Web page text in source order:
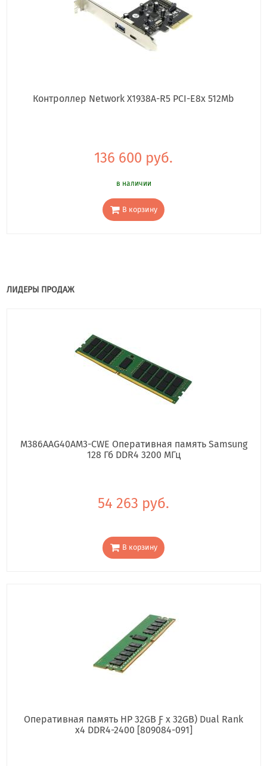
Контроллер Network X1938A-R5 PCI-E8x 512Mb
136 600 руб.
в наличии
В корзину
ЛИДЕРЫ ПРОДАЖ
M386AAG40AM3-CWE Оперативная память Samsung
128 Гб DDR4 3200 МГц
54 263 руб.
В корзину
Оперативная память HP 32GB Ƒ x 32GB) Dual Rank
x4 DDR4-2400 [809084-091]